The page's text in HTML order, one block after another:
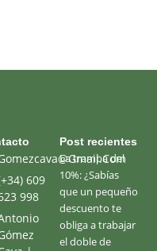
609
998
Post recientes
La trampa del
10%: ¿Sabías
que un pequeño
descuento te
obliga a trabajar
el doble de